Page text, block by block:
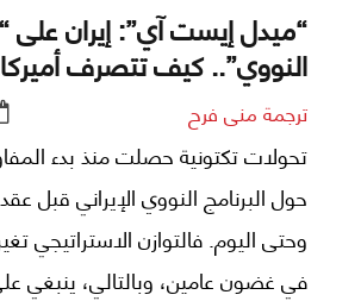
“ميدل إيست آي”: إيران على
النووي”.. كيف تتصرف
ترجمة منى فرح
تحولات تكتونية حصلت منذ بدء
حول البرنامج النووي الإيراني قبل
وحتى اليوم. فالتوازن الاستراتيجي
في غضون عامين، وبالتالي، ينبغي